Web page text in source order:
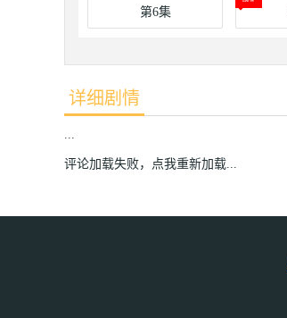
第6集
详细剧情
评论加载失败，点我重新加载...